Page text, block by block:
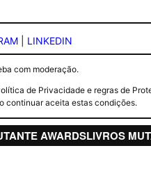
LINKEDIN
com moderação.
de Privacidade e regras de
continuar aceita estas condições.
AWARDSLIVROS